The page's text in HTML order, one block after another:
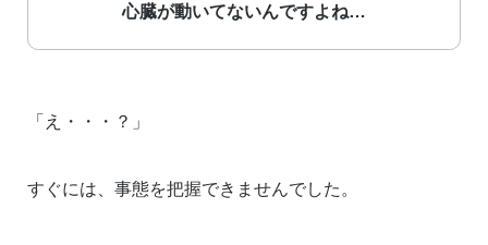
心臓が動いてないんですよね…
「え・・・？」
すぐには、事態を把握できませんでした。